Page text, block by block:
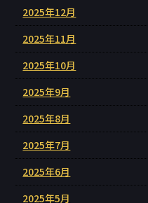
2025年12月
2025年11月
2025年10月
2025年9月
2025年8月
2025年7月
2025年6月
2025年5月